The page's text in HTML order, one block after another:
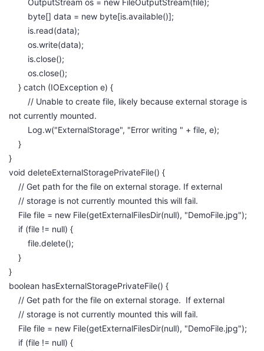
OutputStream os = new FileOutputStream(file);
byte[] data = new byte[is.available()];
is.read(data);
os.write(data);
is.close();
os.close();
} catch (IOException e) {
// Unable to create file, likely because external storage is
not currently mounted.
Log.w("ExternalStorage", "Error writing " + file, e);
}
}
void deleteExternalStoragePrivateFile() {
// Get path for the file on external storage. If external
// storage is not currently mounted this will fail.
File file = new File(getExternalFilesDir(null), "DemoFile.jpg");
if (file != null) {
file.delete();
}
}
boolean hasExternalStoragePrivateFile() {
// Get path for the file on external storage. If external
// storage is not currently mounted this will fail.
File file = new File(getExternalFilesDir(null), "DemoFile.jpg");
if (file != null) {